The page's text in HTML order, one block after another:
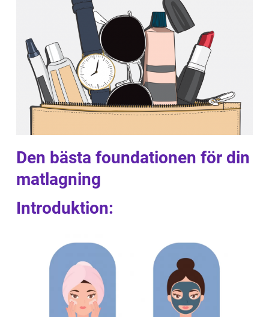
Den bästa foundationen för din
matlagning
Introduktion: